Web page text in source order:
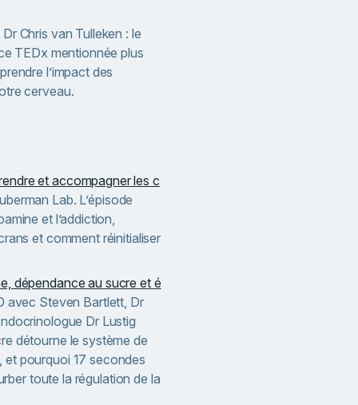
Dr Chris van Tulleken : le
TEDx mentionnée plus
l’impact des
cerveau.
et accompagner les c
Lab. L’épisode
et l’addiction,
et comment réinitialiser
dépendance au sucre et é
Steven Bartlett, Dr
Dr Lustig
détourne le système de
pourquoi 17 secondes
toute la régulation de la